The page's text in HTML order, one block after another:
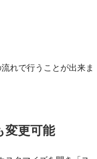
れで行うことが出来ま
変更可能